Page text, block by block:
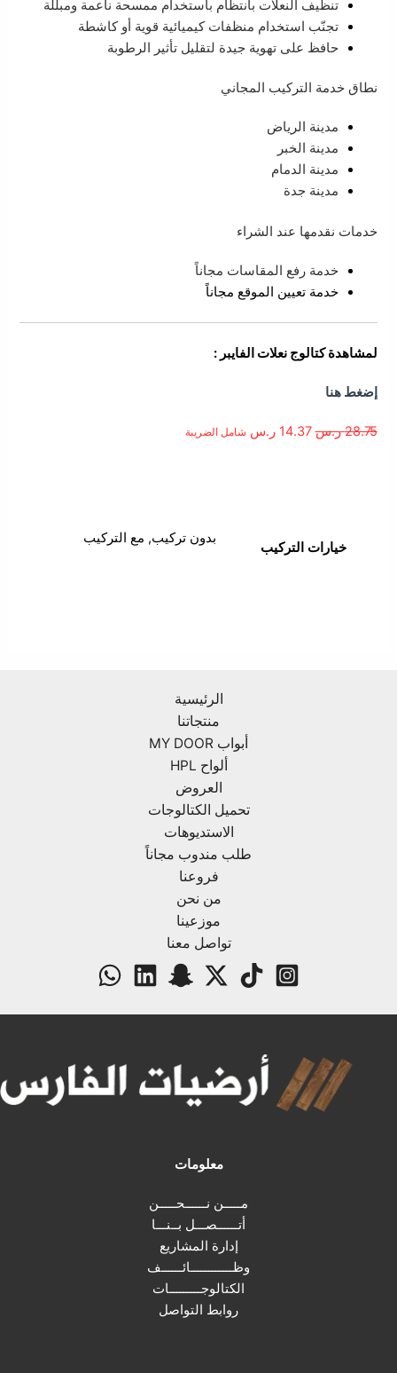
تنظيف النعلات بانتظام باستخدام ممسحة ناعمة ومبللة
تجنّب استخدام منظفات كيميائية قوية أو كاشطة
حافظ على تهوية جيدة لتقليل تأثير الرطوبة
نطاق خدمة التركيب المجاني
مدينة الرياض
مدينة الخبر
مدينة الدمام
مدينة جدة
خدمات نقدمها عند الشراء
خدمة رفع المقاسات مجاناً
خدمة تعيين الموقع مجاناً
لمشاهدة كتالوج نعلات الفايبر :
إضغط هنا
28.75 ر.س 14.37 ر.س شامل الضريبة
خيارات التركيب
بدون تركيب, مع التركيب
الرئيسية
منتجاتنا
أبواب MY DOOR
ألواح HPL
العروض
تحميل الكتالوجات
الاستديوهات
طلب مندوب مجاناً
فروعنا
من نحن
موزعينا
تواصل معنا
معلومات
مـــــن نــــــحـــــن
أتــــــصـــل بــنـــا
إدارة المشاريع
وظــــــــــــائــــــف
الكتالوجـــــــــات
روابط التواصل